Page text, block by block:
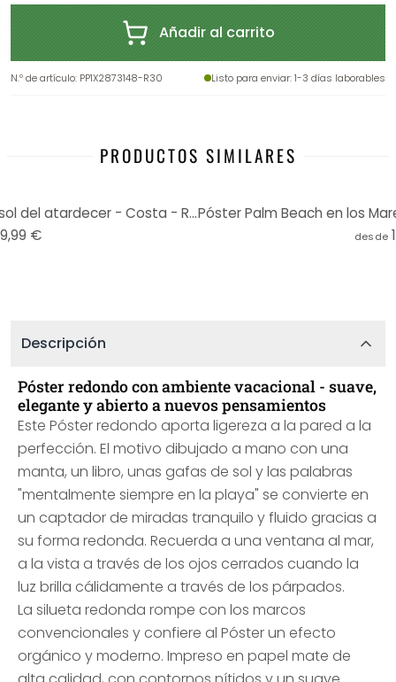
Añadir al carrito
N.º de artículo: PP1X2873148-R30 Listo para enviar: 1-3 días laborables
PRODUCTOS SIMILARES
Póster Suaves colinas bajo el sol del atardecer - Costa - Redondo
€
desde
Descripción
Póster redondo con ambiente vacacional - suave,
elegante y abierto a nuevos pensamientos
Este Póster redondo aporta ligereza a la pared a la
perfección. El motivo dibujado a mano con una
manta, un libro, unas gafas de sol y las palabras
"mentalmente siempre en la playa" se convierte en
un captador de miradas tranquilo y fluido gracias a
su forma redonda. Recuerda a una ventana al mar,
a la vista a través de los ojos cerrados cuando la
luz brilla cálidamente a través de los párpados.
La silueta redonda rompe con los marcos
convencionales y confiere al Póster un efecto
orgánico y moderno. Impreso en papel mate de